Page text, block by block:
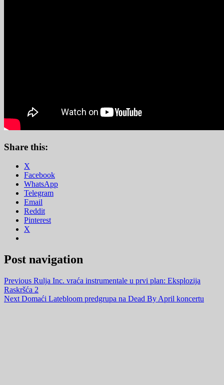
Share this:
X
Facebook
WhatsApp
Telegram
Email
Reddit
Pinterest
X
Post navigation
Previous Rulja Inc. vraća instrumentale u prvi plan: Eksplozija
Raskršća 2
Next Domaći Latebloom predgrupa na Dead By April koncertu